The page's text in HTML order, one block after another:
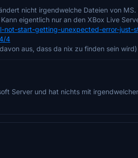
nicht irgendwelche Dateien von
eigentlich nur an den XBox Live
not-start-getting-unexpected-error-just-
4
aus, dass da nix zu finden sein wird)
Server und hat nichts mit